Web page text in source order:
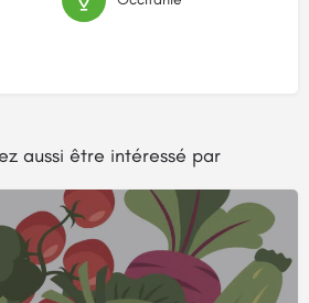
aussi être intéressé par